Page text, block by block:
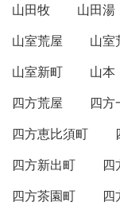
山田牧
山田湯
山室荒屋
山室
山室新町
山本
四方荒屋
四方
四方恵比須町
四方新出町
四
四方茶園町
四